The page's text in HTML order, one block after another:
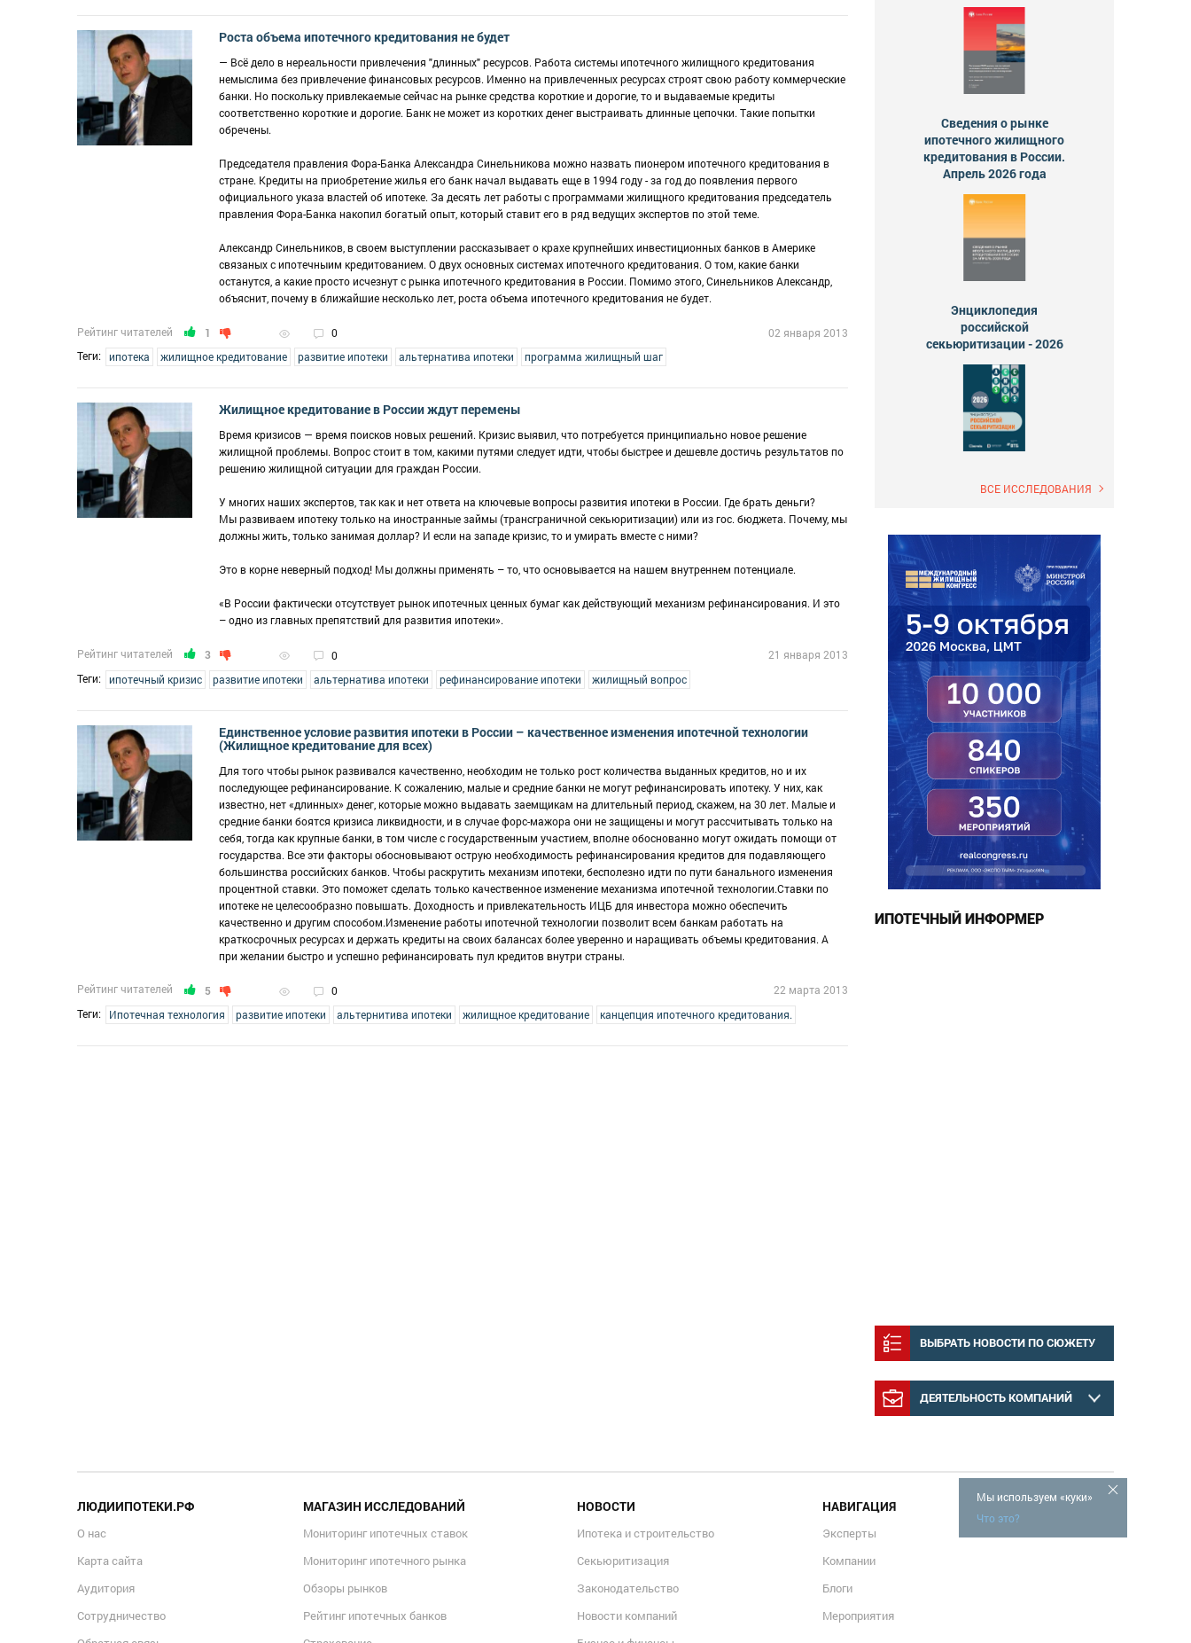
Роста объема ипотечного кредитования не будет
— Всё дело в нереальности привлечения "длинных" ресурсов. Работа системы ипотечного жилищного кредитования
немыслима без привлечение финансовых ресурсов. Именно на привлеченных ресурсах строят свою работу коммерческие
банки. Но поскольку привлекаемые сейчас на рынке средства короткие и дорогие, то и выдаваемые кредиты
соответственно короткие и дорогие. Банк не может из коротких денег выстраивать длинные цепочки. Такие попытки
обречены.
Председателя правления Фора-Банка Александра Синельникова можно назвать пионером ипотечного кредитования в
стране. Кредиты на приобретение жилья его банк начал выдавать еще в 1994 году - за год до появления первого
официального указа властей об ипотеке. За десять лет работы с программами жилищного кредитования председатель
правления Фора-Банка накопил богатый опыт, который ставит его в ряд ведущих экспертов по этой теме.
Александр Синельников, в своем выступлении рассказывает о крахе крупнейших инвестиционных банков в Америке
связаных с ипотечныим кредитованием. О двух основных системах ипотечного кредитования. О том, какие банки
останутся, а какие просто исчезнут с рынка ипотечного кредитования в России. Помимо этого, Синельников Александр,
объяснит, почему в ближайшие несколько лет, роста объема ипотечного кредитования не будет.
Рейтинг читателей 1 0
02 января 2013
Теги:
ипотека жилищное кредитование развитие ипотеки альтернатива ипотеки программа жилищный шаг
Жилищное кредитование в России ждут перемены
Время кризисов — время поисков новых решений. Кризис выявил, что потребуется принципиально новое решение
жилищной проблемы. Вопрос стоит в том, какими путями следует идти, чтобы быстрее и дешевле достичь результатов по
решению жилищной ситуации для граждан России.
У многих наших экспертов, так как и нет ответа на ключевые вопросы развития ипотеки в России. Где брать деньги?
Мы развиваем ипотеку только на иностранные займы (трансграничной секьюритизации) или из гос. бюджета. Почему, мы
должны жить, только занимая доллар? И если на западе кризис, то и умирать вместе с ними?
Это в корне неверный подход! Мы должны применять – то, что основывается на нашем внутреннем потенциале.
«В России фактически отсутствует рынок ипотечных ценных бумаг как действующий механизм рефинансирования. И это
– одно из главных препятствий для развития ипотеки».
Рейтинг читателей 3 0
21 января 2013
Теги:
ипотечный кризис развитие ипотеки альтернатива ипотеки рефинансирование ипотеки жилищный вопрос
Единственное условие развития ипотеки в России – качественное изменения ипотечной технологии
(Жилищное кредитование для всех)
Для того чтобы рынок развивался качественно, необходим не только рост количества выданных кредитов, но и их
последующее рефинансирование. К сожалению, малые и средние банки не могут рефинансировать ипотеку. У них, как
известно, нет «длинных» денег, которые можно выдавать заемщикам на длительный период, скажем, на 30 лет. Малые и
средние банки боятся кризиса ликвидности, и в случае форс-мажора они не защищены и могут рассчитывать только на
себя, тогда как крупные банки, в том числе с государственным участием, вполне обоснованно могут ожидать помощи от
государства. Все эти факторы обосновывают острую необходимость рефинансирования кредитов для подавляющего
большинства российских банков. Чтобы раскрутить механизм ипотеки, бесполезно идти по пути банального изменения
процентной ставки. Это поможет сделать только качественное изменение механизма ипотечной технологии.Ставки по
ипотеке не целесообразно повышать. Доходность и привлекательность ИЦБ для инвестора можно обеспечить
качественно и другим способом.Изменение работы ипотечной технологии позволит всем банкам работать на
краткосрочных ресурсах и держать кредиты на своих балансах более уверенно и наращивать объемы кредитования. А
при желании быстро и успешно рефинансировать пул кредитов внутри страны.
Рейтинг читателей 5 0
22 марта 2013
Теги:
Ипотечная технология развитие ипотеки альтернитива ипотеки жилищное кредитование канцепция ипотечного кредитования.
Сведения о рынке
ипотечного жилищного
кредитования в России.
Апрель 2026 года
Энциклопедия
российской
секьюритизации - 2026
ВСЕ ИССЛЕДОВАНИЯ
ИПОТЕЧНЫЙ ИНФОРМЕР
ВЫБРАТЬ НОВОСТИ ПО СЮЖЕТУ
ДЕЯТЕЛЬНОСТЬ КОМПАНИЙ
Мы используем «куки»
Что это?
ЛЮДИИПОТЕКИ.РФ
О нас
Карта сайта
Аудитория
Сотрудничество
МАГАЗИН ИССЛЕДОВАНИЙ
Мониторинг ипотечных ставок
Мониторинг ипотечного рынка
Обзоры рынков
Рейтинг ипотечных банков
НОВОСТИ
Ипотека и строительство
Секьюритизация
Законодательство
Новости компаний
НАВИГАЦИЯ
Эксперты
Компании
Блоги
Мероприятия